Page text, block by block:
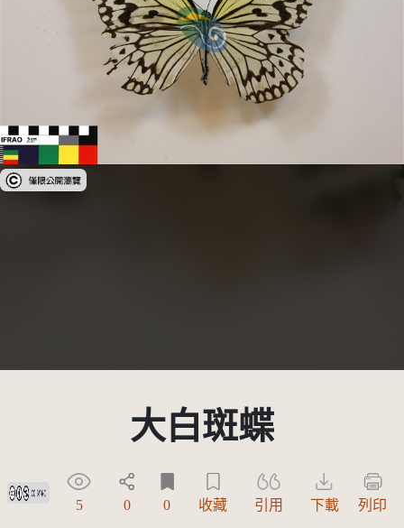
受著作權法保護-僅限於本平台有限度公開瀏覽
大白斑蝶
創用CC姓名標示-非商業性 3.0 台灣及其後版本(CC BY-NC 3.0 TW +)
5 0 0 收藏 引用 下載 列印